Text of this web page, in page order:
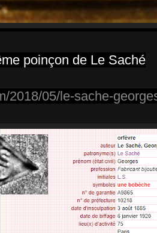
poinçon de Le Saché
2018/05/le-sache-